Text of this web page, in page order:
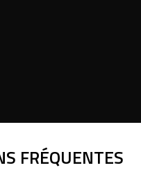
FRÉQUENTES